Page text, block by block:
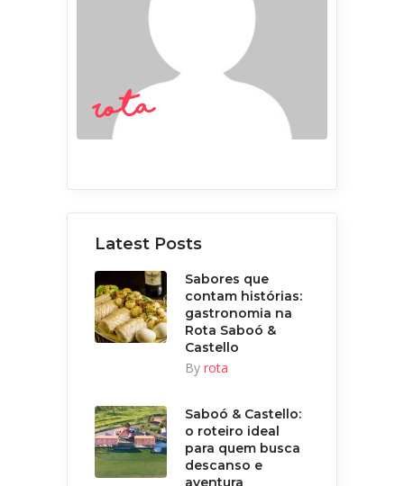
rota
Latest Posts
Sabores que
contam histórias:
gastronomia na
Rota Saboó &
Castello
By rota
Saboó & Castello:
o roteiro ideal
para quem busca
descanso e